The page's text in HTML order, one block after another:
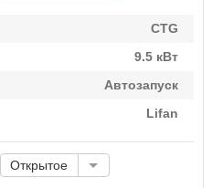
CTG
9.5 кВт
Автозапуск
Lifan
Открытое